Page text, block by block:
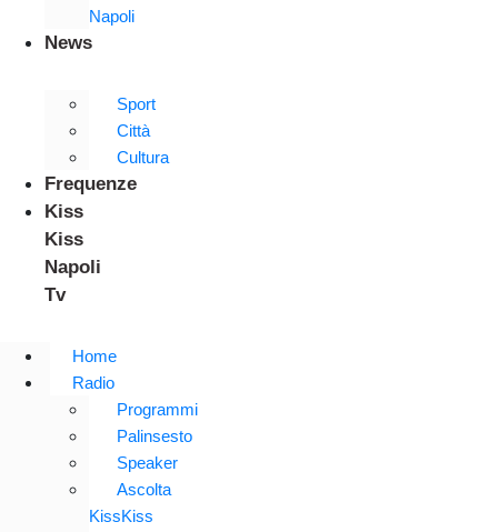
Napoli
News
Sport
Città
Cultura
Frequenze
Kiss
Kiss
Napoli
Tv
Home
Radio
Programmi
Palinsesto
Speaker
Ascolta
KissKiss